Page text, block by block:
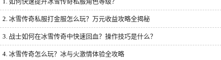
2. 冰雪传奇私服打金服怎么玩？万元收益攻略全揭秘
3. 战士如何在冰雪传奇中快速回血？操作技巧是什么？
4. 冰雪传奇怎么玩？冰与火激情体验全攻略